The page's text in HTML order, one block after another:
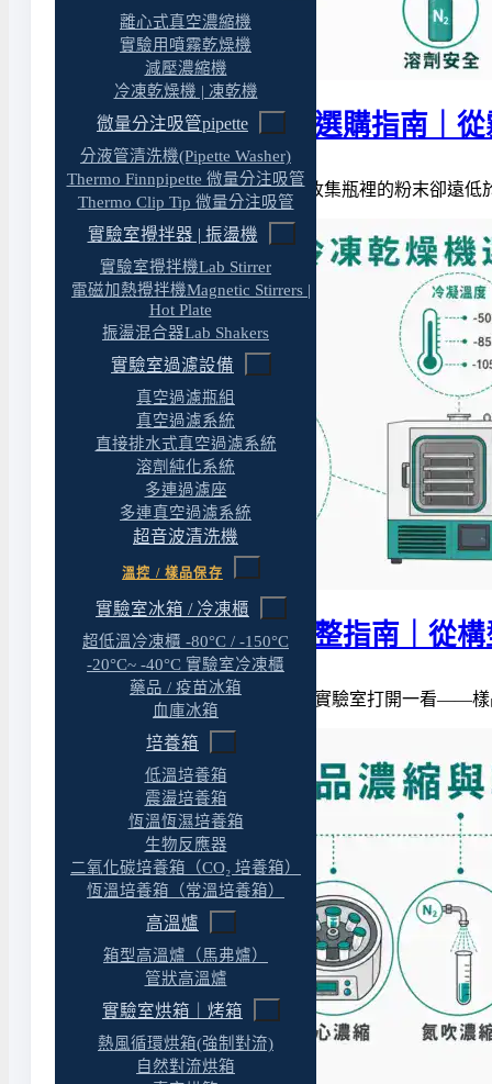
離心式真空濃縮機
實驗用噴霧乾燥機
減壓濃縮機
冷凍乾燥機 | 凍乾機
微量分注吸管pipette
分液管清洗機(Pipette Washer)
Thermo Finnpipette 微量分注吸管
Thermo Clip Tip 微量分注吸管
實驗室攪拌器 | 振盪機
實驗室攪拌機Lab Stirrer
電磁加熱攪拌機Magnetic Stirrers |
Hot Plate
振盪混合器Lab Shakers
實驗室過濾設備
真空過濾瓶組
真空過濾系統
直接排水式真空過濾系統
溶劑純化系統
多連過濾座
多連真空過濾系統
超音波清洗機
溫控 / 樣品保存
實驗室冰箱 / 冷凍櫃
超低溫冷凍櫃 -80°C / -150°C
-20°C~ -40°C 實驗室冷凍櫃
藥品 / 疫苗冰箱
血庫冰箱
培養箱
低溫培養箱
震盪培養箱
恆溫恆濕培養箱
生物反應器
二氧化碳培養箱（CO₂ 培養箱）
恆溫培養箱（常溫培養箱）
高溫爐
箱型高溫爐（馬弗爐）
管狀高溫爐
實驗室烘箱｜烤箱
熱風循環烘箱(強制對流)
自然對流烘箱
實驗室噴霧乾燥機選購指南｜
噴了 200 mL 樣品下去，最後收集瓶裡的粉末卻遠
冷凍乾燥機選購完整指南｜從
凍乾跑了一整夜，隔天早上到實驗室打開一看——